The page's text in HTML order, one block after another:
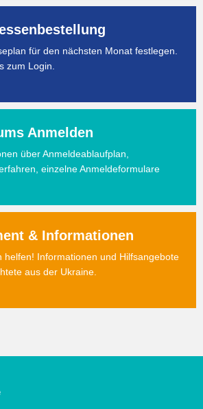
für den nächsten Monat festlegen.
zum Login.
Anmelden
über Anmeldeablaufplan,
einzelne Anmeldeformulare
& Informationen
helfen! Informationen und Hilfsangebote
aus der Ukraine.